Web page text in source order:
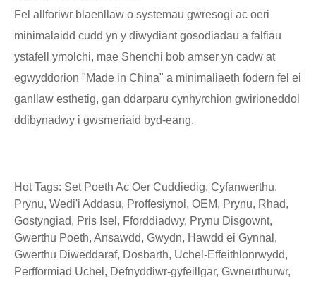
Fel allforiwr blaenllaw o systemau gwresogi ac oeri
minimalaidd cudd yn y diwydiant gosodiadau a falfiau
ystafell ymolchi, mae Shenchi bob amser yn cadw at
egwyddorion "Made in China" a minimaliaeth fodern fel ei
ganllaw esthetig, gan ddarparu cynhyrchion gwirioneddol
ddibynadwy i gwsmeriaid byd-eang.
Hot Tags: Set Poeth Ac Oer Cuddiedig, Cyfanwerthu,
Prynu, Wedi'i Addasu, Proffesiynol, OEM, Prynu, Rhad,
Gostyngiad, Pris Isel, Fforddiadwy, Prynu Disgownt,
Gwerthu Poeth, Ansawdd, Gwydn, Hawdd ei Gynnal,
Gwerthu Diweddaraf, Dosbarth, Uchel-Effeithlonrwydd,
Perfformiad Uchel, Defnyddiwr-gyfeillgar, Gwneuthurwr,